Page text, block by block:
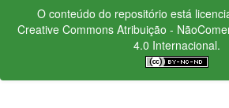
O conteúdo do repositório está
Creative CommonsAtribuição -
4.0 Internacional.